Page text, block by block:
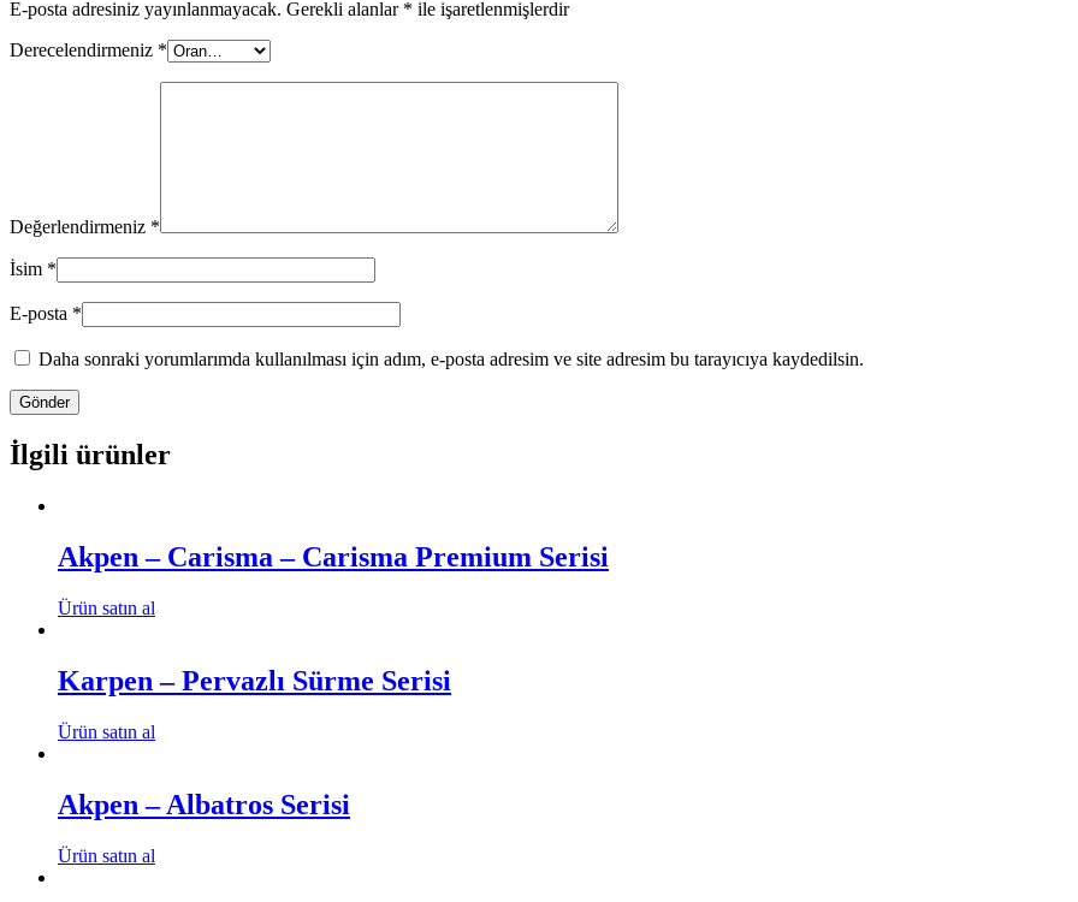
E-posta adresiniz yayınlanmayacak. Gerekli alanlar * ile işaretlenmişlerdir
Derecelendirmeniz *
Değerlendirmeniz *
İsim *
E-posta *
Daha sonraki yorumlarımda kullanılması için adım, e-posta adresim ve site adresim bu tarayıcıya kaydedilsin.
İlgili ürünler
Akpen – Carisma – Carisma Premium Serisi
Ürün satın al
Karpen – Pervazlı Sürme Serisi
Ürün satın al
Akpen – Albatros Serisi
Ürün satın al